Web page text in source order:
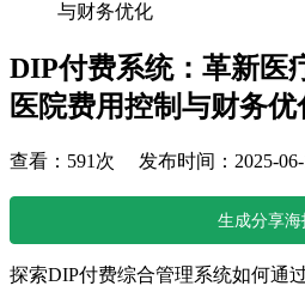
与财务优化
DIP付费系统：革新医
医院费用控制与财务优
查看：591次 发布时间：2025-06-
生成分享海
探索DIP付费综合管理系统如何通